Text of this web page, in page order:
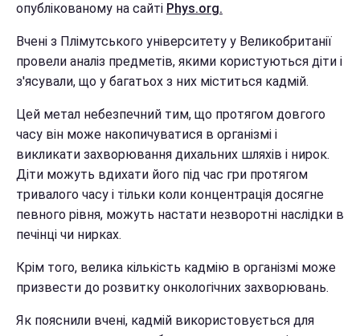
опублікованому на сайті Phys.org.
Вчені з Плімутського університету у Великобританії
провели аналіз предметів, якими користуються діти і
з'ясували, що у багатьох з них міститься кадмій.
Цей метал небезпечний тим, що протягом довгого
часу він може накопичуватися в організмі і
викликати захворювання дихальних шляхів і нирок.
Діти можуть вдихати його під час гри протягом
тривалого часу і тільки коли концентрація досягне
певного рівня, можуть настати незворотні наслідки в
печінці чи нирках.
Крім того, велика кількість кадмію в організмі може
призвести до розвитку онкологічних захворювань.
Як пояснили вчені, кадмій використовується для